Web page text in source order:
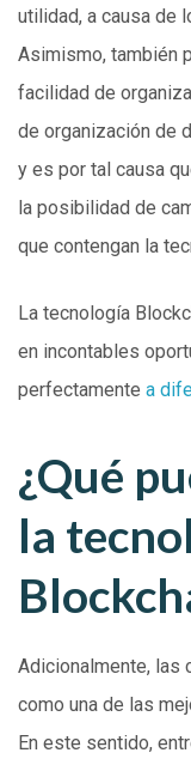
utilidad, a causa de
Asimismo, también
facilidad de
de organización de
y es por tal causa
la posibilidad de
que contengan la
La tecnología
en incontables
perfectamente a
¿Qué
la
Adicionalmente, las
como una de las
En este sentido,